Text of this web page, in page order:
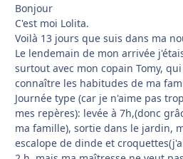
Bonjour
C'est moi Lolita.
Voilà 13 jours que suis dans ma
Le lendemain de mon arrivée
surtout avec mon copain Tomy,
connaître les habitudes de ma
Journée type (car je n'aime pas
mes repères): levée à 7h,(donc
ma famille), sortie dans le jardin,
escalope de dinde et